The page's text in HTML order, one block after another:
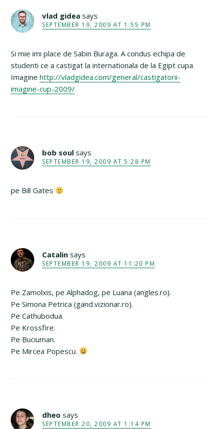
vlad gidea says
SEPTEMBER 19, 2009 AT 1:55 PM
Si mie imi place de Sabin Buraga. A condus echipa de
studenti ce a castigat la internationala de la Egipt cupa
Imaginehttp://vladgidea.com/general/castigatorii-
imagine-cup-2009/
bob soul says
SEPTEMBER 19, 2009 AT 5:28 PM
pe Bill Gates
Catalin says
SEPTEMBER 19, 2009 AT 11:20 PM
Pe Zamolxis, pe Alphadog, pe Luana (angles.ro).
Pe Simona Petrica (gand.vizionar.ro).
Pe Cathubodua.
Pe Krossfire.
Pe Buciuman.
Pe Mircea Popescu.
dheo says
SEPTEMBER 20, 2009 AT 1:14 PM